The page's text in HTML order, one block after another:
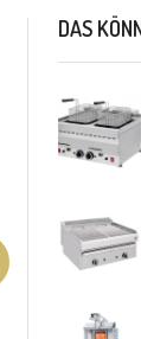
DAS